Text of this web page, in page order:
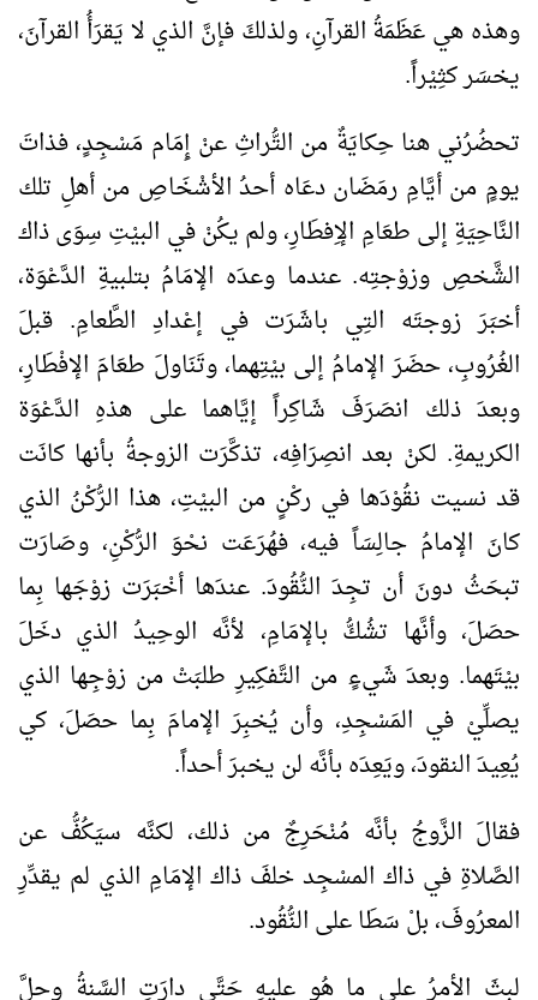
وهذه هي عَظَمَةُ القرآنِ، ولذلكَ فإنَّ الذي لا يَقرَأُ القرآنَ،
يخسَر كثِيْراً.
تحضُرُني هنا حِكايَةٌ من التُّراثِ عنْ إِمَام مَسْجِدٍ، فذاتَ
يومٍ من أيَّامِ رمَضَان دعَاه أحدُ الأشْخَاصِ من أهلِ تلك
النَّاحِيَةِ إلى طعَامِ الإِفطَارِ، ولم يكُنْ في البيْتِ سِوَى ذاك
الشَّخصِ وزوْجتِه. عندما وعدَه الإمَامُ بتلبيةِ الدَّعْوَة،
أخبَرَ زوجتَه التِي باشَرَت في إعْدادِ الطَّعامِ. قبلَ
الغُرُوبِ، حضَرَ الإمامُ إلى بيْتِهما، وتَنَاولَ طعَامَ الإفْطَارِ،
وبعدَ ذلك انصَرَفَ شَاكِراً إيَّاهما على هذهِ الدَّعْوَة
الكريمةِ. لكنْ بعد انصِرَافِه، تذكَّرَت الزوجةُ بأنها كانَت
قد نسيت نقُوْدَها في ركْنٍ من البيْتِ، هذا الرُّكْنُ الذي
كانَ الإمامُ جالِسَاً فيه، فهُرَعَت نحْوَ الرُّكْنِ، وصَارَت
تبحَثُ دونَ أن تجِدَ النُّقُودَ. عندَها أخْبَرَت زوْجَها بِما
حصَلَ، وأنَّها تشُكُّ بالإمَامِ، لأنَّه الوحِيدُ الذي دخَلَ
بيْتَهما. وبعدَ شَيءٍ من التَّفكِيرِ طلبَتْ من زوْجِها الذي
يصلِّيْ في المَسْجِدِ، وأن يُخبِرَ الإمامَ بِما حصَلَ، كي
يُعِيدَ النقودَ، ويَعِدَه بأنَّه لن يخبرَ أحداً.
فقالَ الزَّوجُ بأنَّه مُنْحَرِجٌ من ذلك، لكنَّه سيَكُفُّ عن
الصَّلاةِ في ذاك المسْجِد خلفَ ذاك الإمَامِ الذي لم يقدِّرِ
المعرُوفَ، بلْ سَطَا على النُّقُود.
لبِثَ الأمرُ على ما هُو عليهِ حَتَّى دارَتِ السَّنةُ وحلَّ